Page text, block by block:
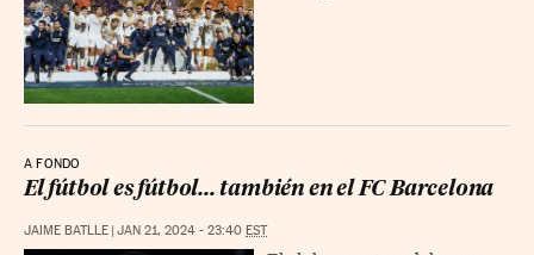
A FONDO
El fútbol es fútbol... también en el FC Barcelona
JAIME BATLLE | JAN 21, 2024 - 23:40 EST